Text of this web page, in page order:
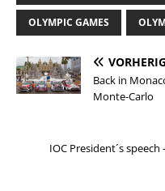
OLYMPIC GAMES
Back in
Monte-Carlo
IOC President´s